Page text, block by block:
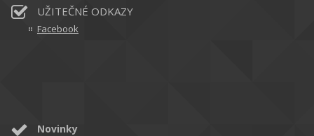
UŽITEČNÉ ODKAZY
Facebook
Novinky